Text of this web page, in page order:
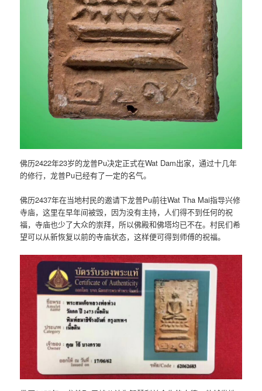
佛历2422年23岁的龙普Pu决定正式在Wat Dam出家，通过十几年
的修行，龙普Pu已经有了一定的名气。
佛历2437年在当地村民的邀请下龙普Pu前往Wat Tha Mai指导兴修
寺庙，这里在早年间被毁，因为没有主持，人们得不到任何的祝
福，寺庙也少了大众的崇拜，所以佛殿和佛塔均已不在。村民们希
望可以从新恢复以前的寺庙状态，这样便可得到师傅的祝福。